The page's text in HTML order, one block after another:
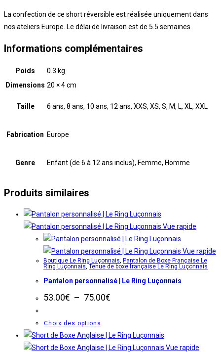
La confection de ce short réversible est réalisée uniquement dans
nos ateliers Europe. Le délai de livraison est de 5.5 semaines.
Informations complémentaires
Poids
0.3 kg
Dimensions 20 × 4 cm
Taille 6 ans, 8 ans, 10 ans, 12 ans, XXS, XS, S, M, L, XL, XXL
Fabrication Europe
Genre Enfant (de 6 à 12 ans inclus), Femme, Homme
Produits similaires
Vue rapide
Vue rapide
Boutique Le Ring Luçonnais Pantalon de Boxe Française Le
Ring Luçonnais ,Tenue de boxe française Le Ring Luçonnais
Pantalon personnalisé | Le Ring Luçonnais
53.00€ – 75.00€
à
75.00€
Choix des options
produit
a
Vue rapide